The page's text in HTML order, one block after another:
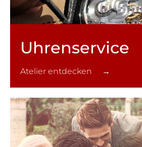
Uhren­service
Atelier entdecken →